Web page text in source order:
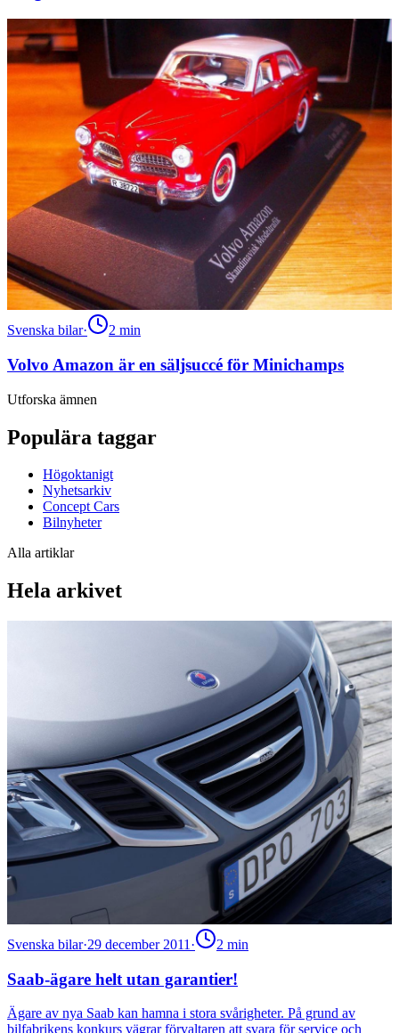
Svenska bilar· 2 min
Volvo Amazon är en säljsuccé för Minichamps
Utforska ämnen
Populära taggar
Högoktanigt
Nyhetsarkiv
Concept Cars
Bilnyheter
Alla artiklar
Hela arkivet
Svenska bilar·29 december 2011 · 2 min
Saab-ägare helt utan garantier!
Ägare av nya Saab kan hamna i stora svårigheter. På grund av
bilfabrikens konkurs vägrar förvaltaren att svara för service och